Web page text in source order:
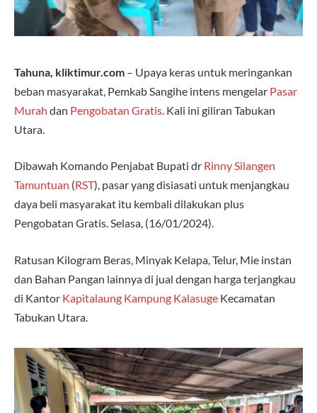
Tahuna, kliktimur.com – Upaya keras untuk meringankan
beban masyarakat, Pemkab Sangihe intens mengelar Pasar
Murah dan Pengobatan Gratis. Kali ini giliran Tabukan
Utara.
Dibawah Komando Penjabat Bupati dr Rinny Silangen
Tamuntuan (RST), pasar yang disiasati untuk menjangkau
daya beli masyarakat itu kembali dilakukan plus
Pengobatan Gratis. Selasa, (16/01/2024).
Ratusan Kilogram Beras, Minyak Kelapa, Telur, Mie instan
dan Bahan Pangan lainnya di jual dengan harga terjangkau
di Kantor Kapitalaung Kampung Kalasuge Kecamatan
Tabukan Utara.